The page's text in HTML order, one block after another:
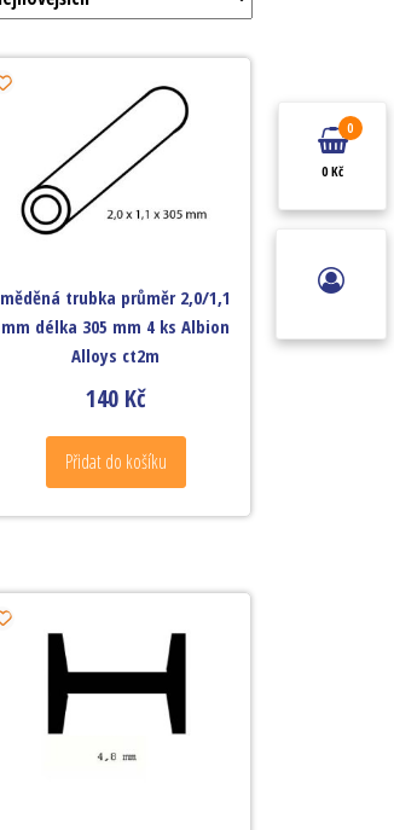
měděná trubka průměr 2,0/1,1
mm délka 305 mm 4 ks Albion
Alloys ct2m
140 Kč
Přidat do košíku
0
0 Kč